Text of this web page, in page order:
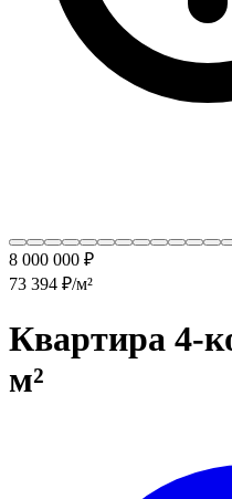
8 000 000 ₽
73 394 ₽/м²
Квартира 4-
м²